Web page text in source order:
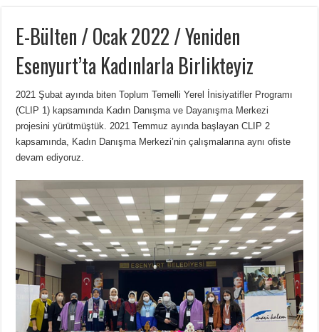
E-Bülten / Ocak 2022 / Yeniden
Esenyurt’ta Kadınlarla Birlikteyiz
2021 Şubat ayında biten Toplum Temelli Yerel İnisiyatifler Programı
(CLIP 1) kapsamında Kadın Danışma ve Dayanışma Merkezi
projesini yürütmüştük. 2021 Temmuz ayında başlayan CLIP 2
kapsamında, Kadın Danışma Merkezi’nin çalışmalarına aynı ofiste
devam ediyoruz.